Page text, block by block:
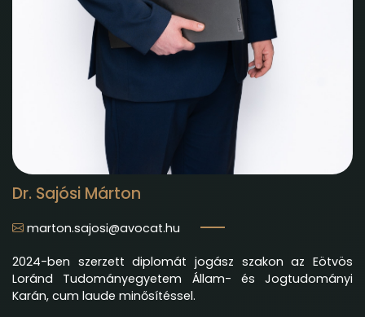
Dr. Sajósi Márton
marton.sajosi@avocat.hu
2024-ben szerzett diplomát jogász szakon az Eötvös
Loránd Tudományegyetem Állam- és Jogtudományi
Karán, cum laude minősítéssel.